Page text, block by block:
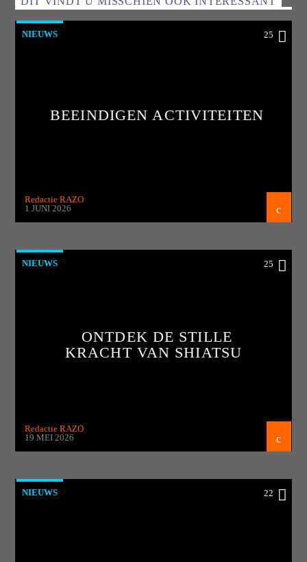
NIEUWS 25
BEEINDIGEN ACTIVITEITEN
Redactie RAZO
1 JUNI 2026
NIEUWS 25
ONTDEK DE STILLE
KRACHT VAN SHIATSU
Redactie RAZO
19 MEI 2026
NIEUWS 22